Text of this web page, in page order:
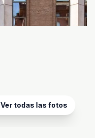
Ver todas las fotos